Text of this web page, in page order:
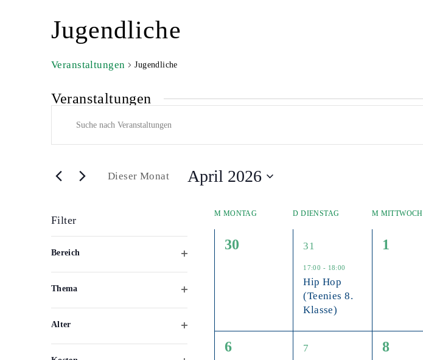
Jugendliche
Veranstaltungen Jugendliche
Veranstaltungen
Veranstaltungen
Suche
Ansichten,
eingeben.
nach
Veranstaltungen
Dieser Monat April 2026
Filter
Ändern
Eingabefelder
wird
der
Veranstaltungen
Bereich
Thema
Alter
Kalender von Veranstaltungen
M MONTAG DDIENSTAG M MITTWOCH
0
Veranstaltungen,
30
1
Veranstaltung,
31
17:00 - 18:00
Hip Hop
(Teenies 8.
Klasse)
0
1
0
6
1
7
0
8